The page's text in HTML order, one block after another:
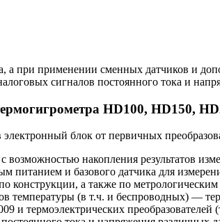
а при применении сменных датчиков и
сигналов постоянного тока и
HD100, HD150,
блок от первичных
накопления результатов
питанием и базового датчика для
а также по
(в т.ч. и беспроводных) —
и термоэлектрических